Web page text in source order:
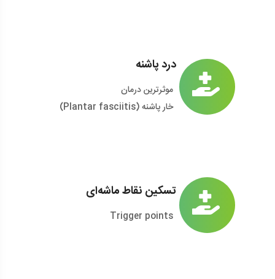
درد پاشنه
موثرترین درمان
خار پاشنه (Plantar fasciitis)
تسکین نقاط ماشه‌ای
Trigger points